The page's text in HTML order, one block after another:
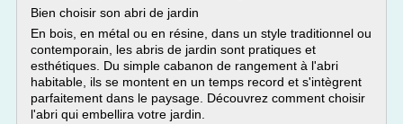
Bien choisir son abri de jardin
En bois, en métal ou en résine, dans un style traditionnel ou
contemporain, les abris de jardin sont pratiques et
esthétiques. Du simple cabanon de rangement à l'abri
habitable, ils se montent en un temps record et s'intègrent
parfaitement dans le paysage. Découvrez comment choisir
l'abri qui embellira votre jardin.